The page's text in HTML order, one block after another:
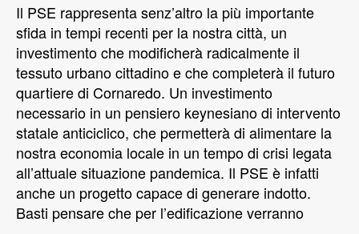
Il PSE rappresenta senz’altro la più importante
sfida in tempi recenti per la nostra città, un
investimento che modificherà radicalmente il
tessuto urbano cittadino e che completerà il futuro
quartiere di Cornaredo. Un investimento
necessario in un pensiero keynesiano di intervento
statale anticiclico, che permetterà di alimentare la
nostra economia locale in un tempo di crisi legata
all’attuale situazione pandemica. Il PSE è infatti
anche un progetto capace di generare indotto.
Basti pensare che per l’edificazione verranno